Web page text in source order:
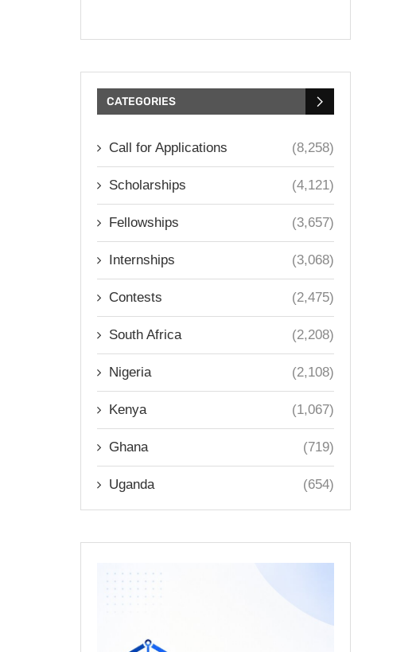
CATEGORIES
Call for Applications (8,258)
Scholarships (4,121)
Fellowships (3,657)
Internships (3,068)
Contests (2,475)
South Africa (2,208)
Nigeria (2,108)
Kenya (1,067)
Ghana (719)
Uganda (654)